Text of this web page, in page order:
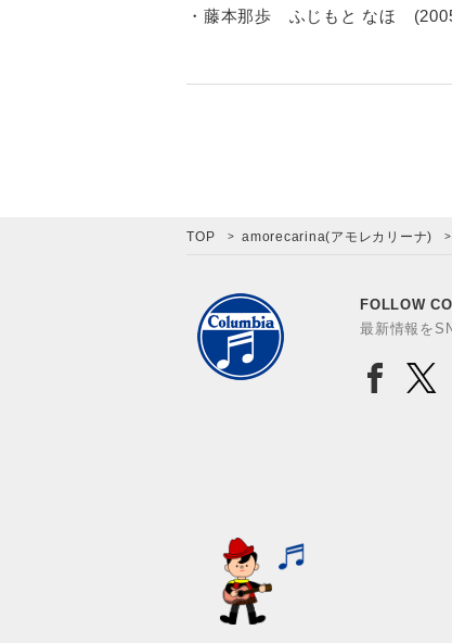
・藤本那歩 ふじもと なほ
TOP amorecarina(アモレカリーナ)
FOLLOW
最新情報を